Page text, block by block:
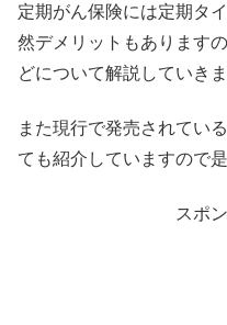
定期がん保険には定期タ
然デメリットもあります
どについて解説していきま
また現行で発売されてい
ても紹介していますので
スポ